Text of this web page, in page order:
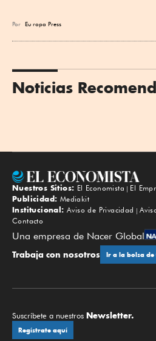
Por Eu ropa Press
Noticias
Nuestros Sitios: El Economista El
Publicidad: Mediakit
Institucional: Aviso de Privacidad
Contacto
Una empresa de Nacer Global
Trabaja con nosotros Ir a la bolsa
Suscríbete a nuestros Newsletter.
Regístrate aquí